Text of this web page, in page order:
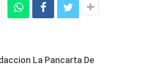
La Pancarta De